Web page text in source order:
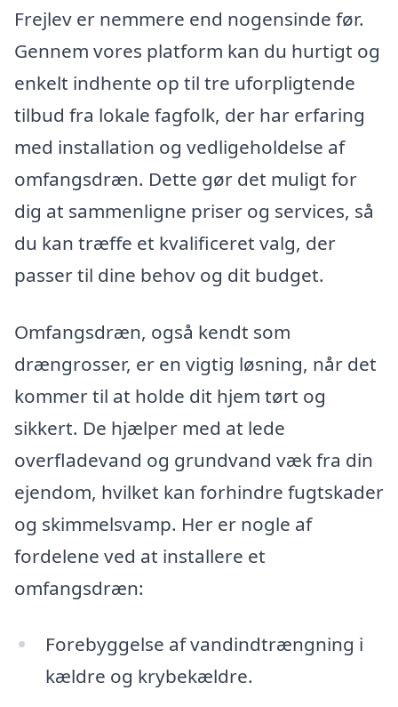
Frejlev er nemmere end nogensinde før.
Gennem vores platform kan du hurtigt og
enkelt indhente op til tre uforpligtende
tilbud fra lokale fagfolk, der har erfaring
med installation og vedligeholdelse af
omfangsdræn. Dette gør det muligt for
dig at sammenligne priser og services, så
du kan træffe et kvalificeret valg, der
passer til dine behov og dit budget.
Omfangsdræn, også kendt som
drængrosser, er en vigtig løsning, når det
kommer til at holde dit hjem tørt og
sikkert. De hjælper med at lede
overfladevand og grundvand væk fra din
ejendom, hvilket kan forhindre fugtskader
og skimmelsvamp. Her er nogle af
fordelene ved at installere et
omfangsdræn:
Forebyggelse af vandindtrængning i
kældre og krybekældre.